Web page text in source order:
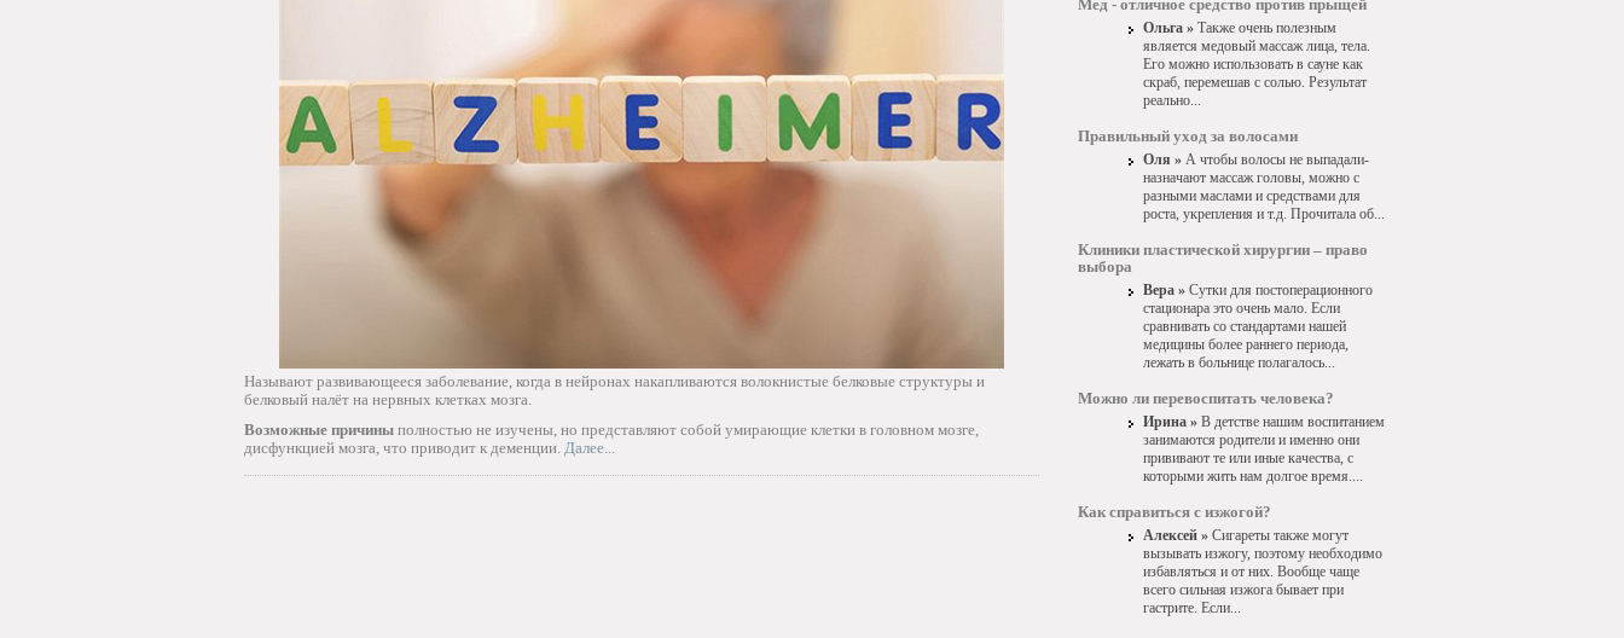
Называют развивающееся заболевание, когда в нейронах накапливаются волокнистые белковые структуры и
белковый налёт на нервных клетках мозга.
Возможные причины полностью не изучены, но представляют собой умирающие клетки в головном мозге,
дисфункцией мозга, что приводит к деменции. Далее...
Мед - отличное средство против прыщей
Ольга » Также очень полезным
является медовый массаж лица, тела.
Его можно использовать в сауне как
скраб, перемешав с солью. Результат
реально...
Правильный уход за волосами
Оля » А чтобы волосы не выпадали-
назначают массаж головы, можно с
разными маслами и средствами для
роста, укрепления и т.д. Прочитала об...
Клиники пластической хирургии – право
выбора
Вера » Сутки для постоперационного
стационара это очень мало. Если
сравнивать со стандартами нашей
медицины более раннего периода,
лежать в больнице полагалось...
Можно ли перевоспитать человека?
Ирина » В детстве нашим воспитанием
занимаются родители и именно они
прививают те или иные качества, с
которыми жить нам долгое время....
Как справиться с изжогой?
Алексей » Сигареты также могут
вызывать изжогу, поэтому необходимо
избавляться и от них. Вообще чаще
всего сильная изжога бывает при
гастрите. Если...